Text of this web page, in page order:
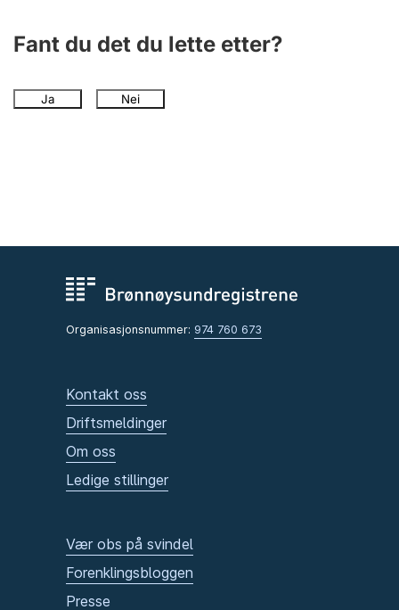
Fant du det du lette etter?
Ja Nei
Organisasjonsnummer: 974 760 673
Kontakt oss
Driftsmeldinger
Om oss
Ledige stillinger
Vær obs på svindel
Forenklingsbloggen
Presse